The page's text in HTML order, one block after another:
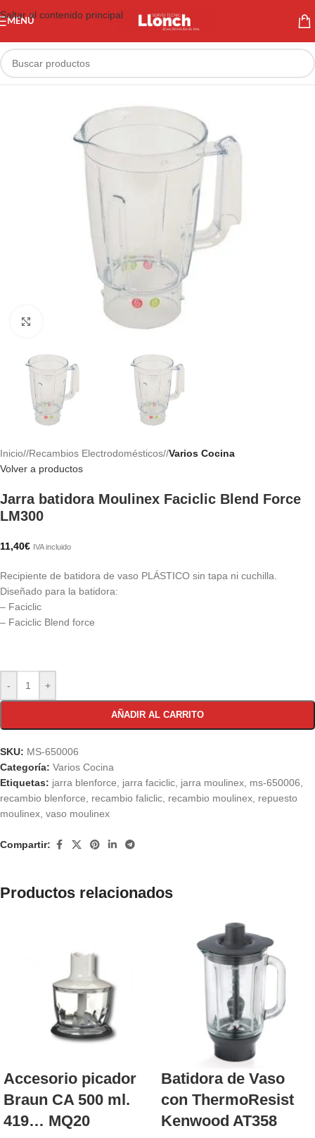
Saltar al contenido principal
MENÚ
Haga clic para ampliar
Inicio/ Recambios Electrodomésticos/ Varios Cocina
Volver a productos
Jarra batidora Moulinex Faciclic Blend Force
LM300
11,40€ IVA incluido
Recipiente de batidora de vaso PLÁSTICO sin tapa ni cuchilla.
Diseñado para la batidora:
– Faciclic
– Faciclic Blend force
- +
AÑADIR AL CARRITO
SKU: MS-650006
Categoría: Varios Cocina
Etiquetas: jarra blenforce jarra faciclic jarra moulinex ms-650006
recambio blenforce
recambio faliclic recambio moulinex repuesto
moulinex vaso moulinex
Compartir:
Productos relacionados
Accesorio picador
Braun CA 500 ml.
419… MQ20
Batidora de Vaso
con ThermoResist
Kenwood AT358